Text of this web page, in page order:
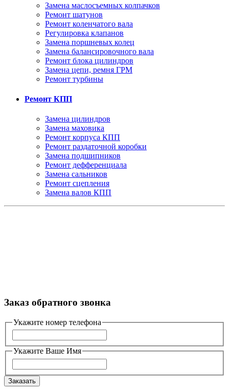
Замена маслосъемных колпачков
Ремонт шатунов
Ремонт коленчатого вала
Регулировка клапанов
Замена поршневых колец
Замена балансировочного вала
Ремонт блока цилиндров
Замена цепи, ремня ГРМ
Ремонт турбины
Ремонт КПП
Замена цилиндров
Замена маховика
Ремонт корпуса КПП
Ремонт раздаточной коробки
Замена подшипников
Ремонт дефференциала
Замена сальников
Ремонт сцепления
Замена валов КПП
Заказ обратного звонка
Укажите номер телефона
Укажите Ваше Имя